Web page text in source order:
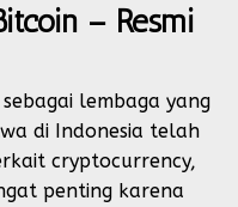
– Resmi
lembaga yang
di Indonesia telah
cryptocurrency,
penting karena